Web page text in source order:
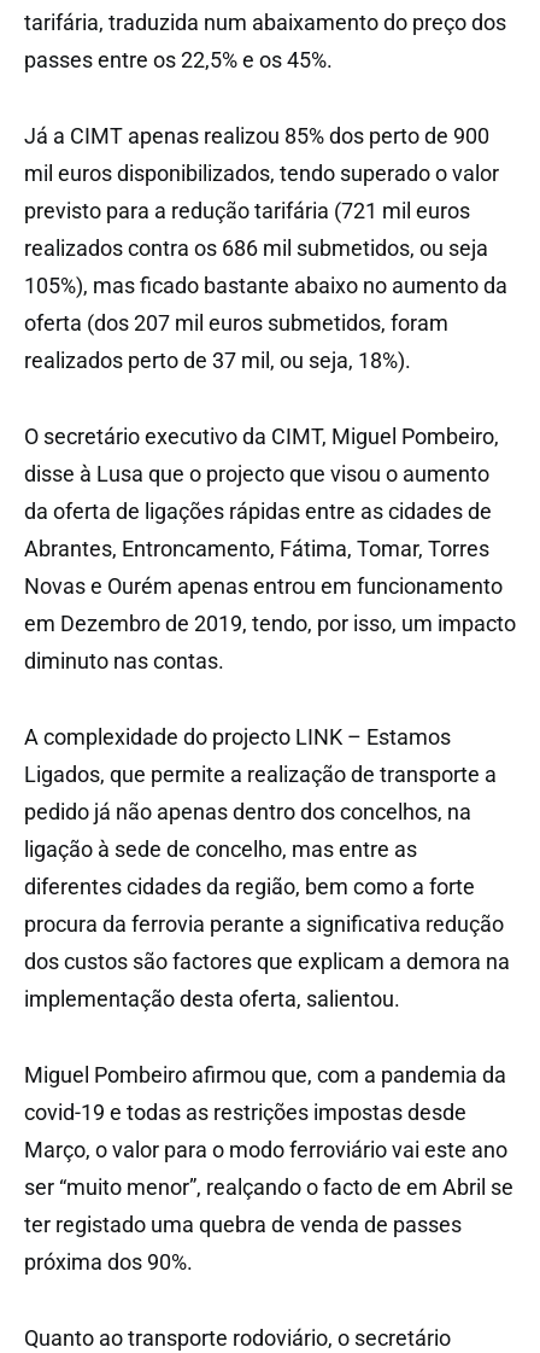
tarifária, traduzida num abaixamento do preço dos
passes entre os 22,5% e os 45%.
Já a CIMT apenas realizou 85% dos perto de 900
mil euros disponibilizados, tendo superado o valor
previsto para a redução tarifária (721 mil euros
realizados contra os 686 mil submetidos, ou seja
105%), mas ficado bastante abaixo no aumento da
oferta (dos 207 mil euros submetidos, foram
realizados perto de 37 mil, ou seja, 18%).
O secretário executivo da CIMT, Miguel Pombeiro,
disse à Lusa que o projecto que visou o aumento
da oferta de ligações rápidas entre as cidades de
Abrantes, Entroncamento, Fátima, Tomar, Torres
Novas e Ourém apenas entrou em funcionamento
em Dezembro de 2019, tendo, por isso, um impacto
diminuto nas contas.
A complexidade do projecto LINK – Estamos
Ligados, que permite a realização de transporte a
pedido já não apenas dentro dos concelhos, na
ligação à sede de concelho, mas entre as
diferentes cidades da região, bem como a forte
procura da ferrovia perante a significativa redução
dos custos são factores que explicam a demora na
implementação desta oferta, salientou.
Miguel Pombeiro afirmou que, com a pandemia da
covid-19 e todas as restrições impostas desde
Março, o valor para o modo ferroviário vai este ano
ser “muito menor”, realçando o facto de em Abril se
ter registado uma quebra de venda de passes
próxima dos 90%.
Quanto ao transporte rodoviário, o secretário